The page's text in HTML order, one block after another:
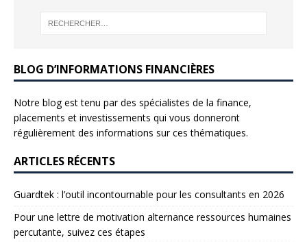
BLOG D’INFORMATIONS FINANCIÈRES
Notre blog est tenu par des spécialistes de la finance,
placements et investissements qui vous donneront
régulièrement des informations sur ces thématiques.
ARTICLES RÉCENTS
Guardtek : l’outil incontournable pour les consultants en 2026
Pour une lettre de motivation alternance ressources humaines
percutante, suivez ces étapes